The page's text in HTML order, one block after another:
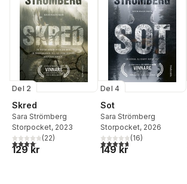
Del 2
Skred
Sara Strömberg
Storpocket, 2023
4,1utav 5 stjärnor. Totalt antal röster:
(22)
129 kr
Del 4
Sot
Sara Strömberg
Storpocket, 2026
4,7utav 5 stjärnor. Totalt
(16)
149 kr